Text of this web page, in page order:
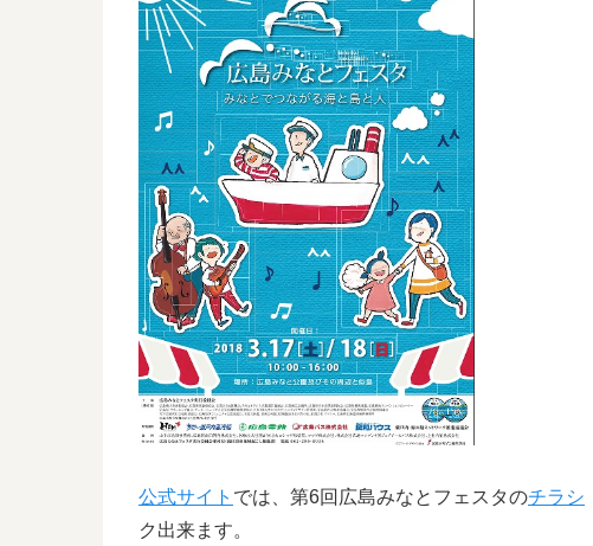
公式サイト では、第6回広島みなとフェスタのチラシ
ク出来ます。